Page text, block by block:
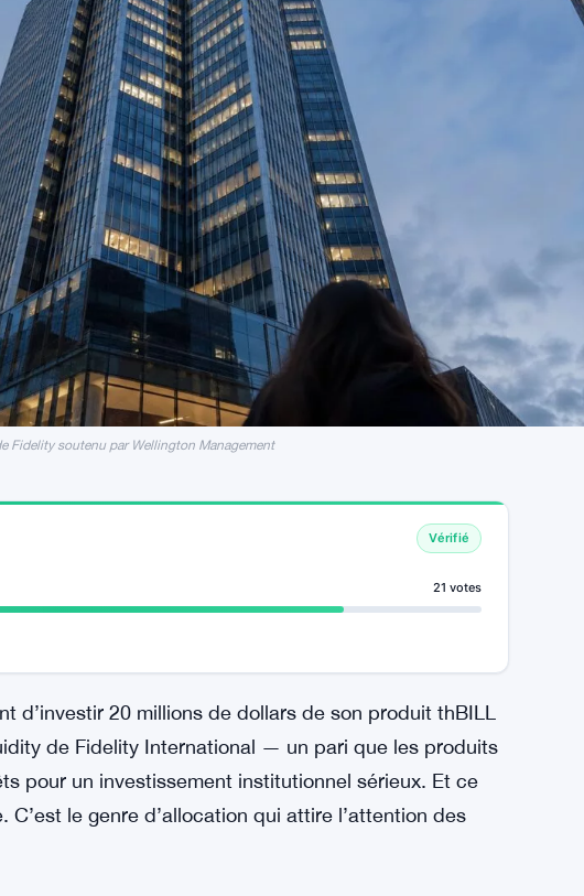
Fidelity soutenu par Wellington Management
Vérifié
21 votes
d’investir 20 millions de dollars de son produit thBILL
de Fidelity International — un pari que les produits
pour un investissement institutionnel sérieux. Et ce
le genre d’allocation qui attire l’attention des